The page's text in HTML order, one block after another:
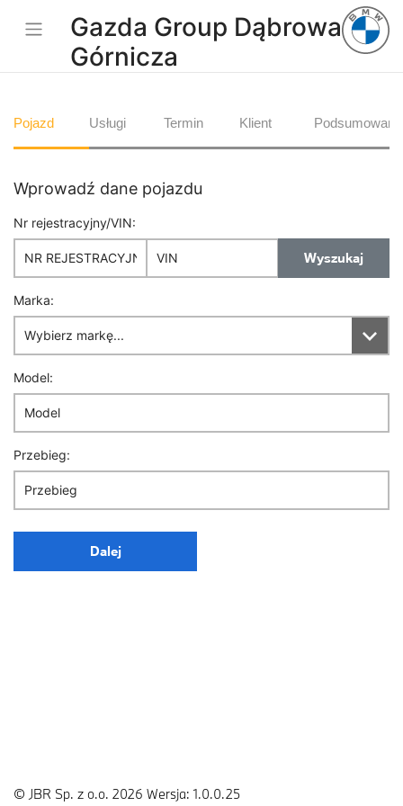
Gazda Group Dąbrowa
Górnicza
Pojazd Usługi Termin Klient
Wprowadź dane pojazdu
Nr rejestracyjny/VIN:
Wyszukaj
Marka:
Model:
Przebieg:
Dalej
© JBR Sp. z o.o. 2026 Wersja: 1.0.0.25